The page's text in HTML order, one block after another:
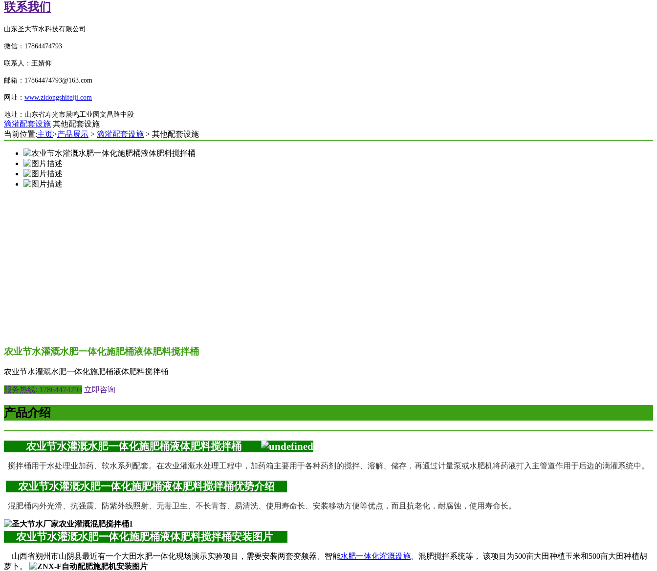
联系我们
山东圣大节水科技有限公司
微信： 17864474793
联系人：王婧仰
邮箱： 17864474793@163.com
网址： www.zidongshifeiji.com
地址：山东省寿光市晨鸣工业园文昌路中段
滴灌配套设施 其他配套设施
当前位置:主页>产品展示 > 滴灌配套设施 > 其他配套设施
农业节水灌溉水肥一体化施肥桶液体肥料搅拌桶
农业节水灌溉水肥一体化施肥桶液体肥料搅拌桶
服务热线: 17864474793 立即咨询
产品介绍
农业节水灌溉水肥一体化施肥桶液体肥料搅拌桶
搅拌桶用于水处理业加药、软水系列配套。在农业灌溉水处理工程中，加药箱主要用于各种药剂的搅拌、溶解、储存，再通过计量泵或水肥机将药液打入主管道作用于后边的滴灌系统中。
农业节水灌溉水肥一体化施肥桶液体肥料搅拌桶优势介绍
混肥桶内外光滑、抗强震、防紫外线照射、无毒卫生、不长青苔、易清洗、使用寿命长、安装移动方便等优点，而且抗老化，耐腐蚀，使用寿命长。
农业节水灌溉水肥一体化施肥桶液体肥料搅拌桶安装图片
山西省朔州市山阴县最近有一个大田水肥一体化现场演示实验项目，需要安装两套变频器、智能水肥一体化灌溉设施 、混肥搅拌系统等， 该项目为500亩大田种植玉米和500亩大田种植胡
萝卜。